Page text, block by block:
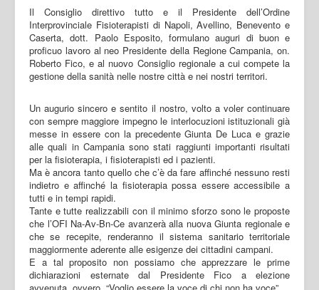
Il Consiglio direttivo tutto e il Presidente dell’Ordine
Interprovinciale Fisioterapisti di Napoli, Avellino, Benevento e
Caserta, dott. Paolo Esposito, formulano auguri di buon e
proficuo lavoro al neo Presidente della Regione Campania, on.
Roberto Fico, e al nuovo Consiglio regionale a cui compete la
gestione della sanità nelle nostre città e nei nostri territori.
Un augurio sincero e sentito il nostro, volto a voler continuare
con sempre maggiore impegno le interlocuzioni istituzionali già
messe in essere con la precedente Giunta De Luca e grazie
alle quali in Campania sono stati raggiunti importanti risultati
per la fisioterapia, i fisioterapisti ed i pazienti.
Ma è ancora tanto quello che c’è da fare affinché nessuno resti
indietro e affinché la fisioterapia possa essere accessibile a
tutti e in tempi rapidi.
Tante e tutte realizzabili con il minimo sforzo sono le proposte
che l’OFI Na-Av-Bn-Ce avanzerà alla nuova Giunta regionale e
che se recepite, renderanno il sistema sanitario territoriale
maggiormente aderente alle esigenze dei cittadini campani.
E a tal proposito non possiamo che apprezzare le prime
dichiarazioni esternate dal Presidente Fico a elezione
avvenuta, ovvero, “Voglio essere la voce di chi non ha voce”.